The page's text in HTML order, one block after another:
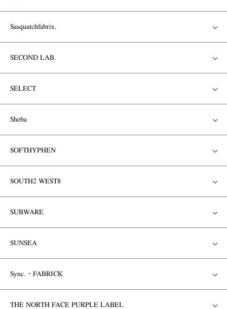
Sasquatchfabrix.
SECOND LAB.
SELECT
Sheba
SOFTHYPHEN
SOUTH2 WEST8
SUBWARE
SUNSEA
Sync.・FABRICK
THE NORTH FACE PURPLE LABEL